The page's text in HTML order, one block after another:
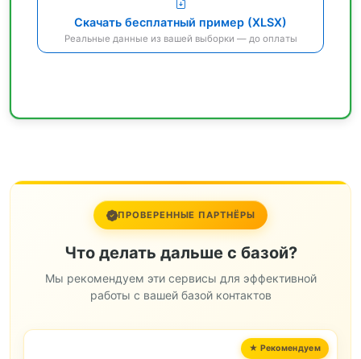
Скачать бесплатный пример (XLSX)
Реальные данные из вашей выборки — до оплаты
ПРОВЕРЕННЫЕ ПАРТНЁРЫ
Что делать дальше с базой?
Мы рекомендуем эти сервисы для эффективной
работы с вашей базой контактов